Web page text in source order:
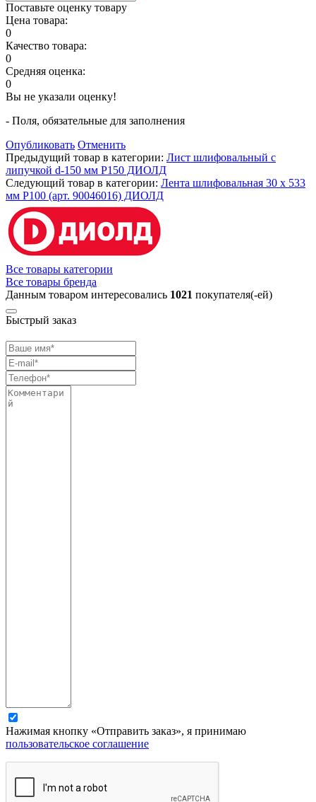
Поставьте оценку товару
Цена товара:
0
Качество товара:
0
Средняя оценка:
0
Вы не указали оценку!
- Поля, обязательные для заполнения
Опубликовать Отменить
Предыдущий товар в категории: Лист шлифовальный с
липучкой d-150 мм Р150 ДИОЛД
Следующий товар в категории: Лента шлифовальная 30 х 533
мм P100 (арт. 90046016) ДИОЛД
Все товары категории
Все товары бренда
Данным товаром интересовались 1021 покупателя(-ей)
Быстрый заказ
Нажимая кнопку «Отправить заказ», я принимаю
пользовательское соглашение